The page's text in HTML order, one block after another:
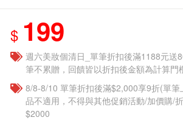
$ 199
週六美妝個清日_單筆折扣後滿1188元送
筆不累贈，回饋皆以折扣後金額為計算門
8/8-8/10 單筆折扣後滿$2,000享9折(單
品不適用，不得與其他促銷活動/加價購/
$2000